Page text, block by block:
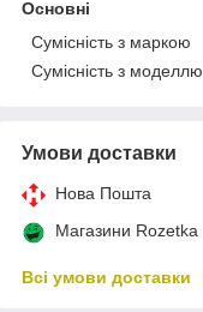
Основні
Сумісність з маркою
Сумісність з моделлю
Умови доставки
Нова Пошта
Магазини Rozetka
Всі умови доставки